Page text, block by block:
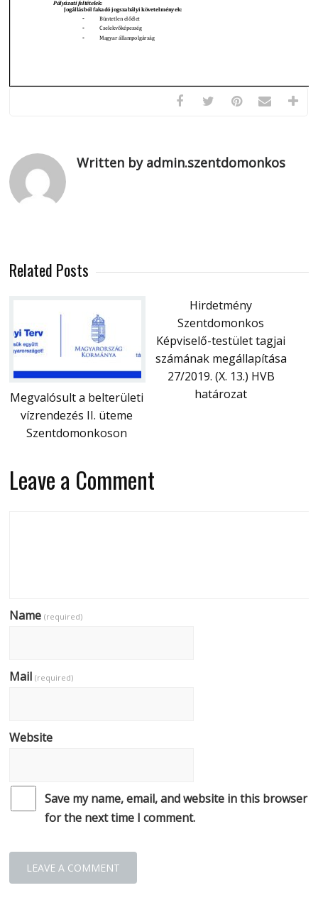
Written by admin.szentdomonkos
Related Posts
Megvalósult a belterületi
vízrendezés II. üteme
Szentdomonkoson
Hirdetmény
Szentdomonkos
Képviselő-testület tagjai
számának megállapítása
27/2019. (X. 13.) HVB
határozat
Leave a Comment
Name(required)
Mail(required)
Website
Save my name, email, and website in this browser
for the next time I comment.